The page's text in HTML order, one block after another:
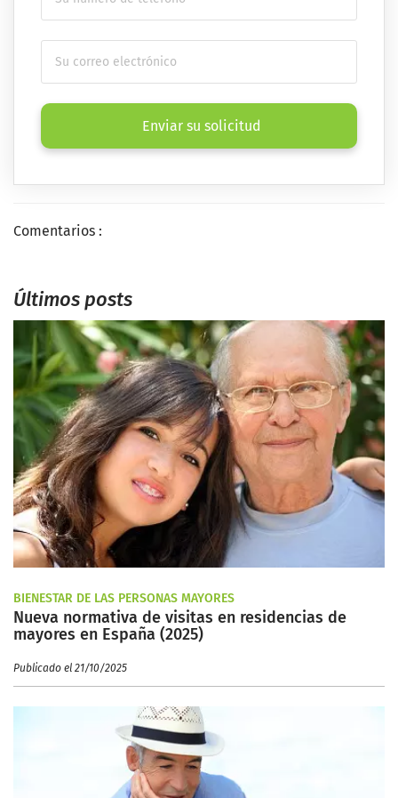
Enviar su solicitud
Comentarios :
Últimos posts
BIENESTAR DE LAS PERSONAS MAYORES
Nueva normativa de visitas en residencias de
mayores en España (2025)
Publicado el 21/10/2025